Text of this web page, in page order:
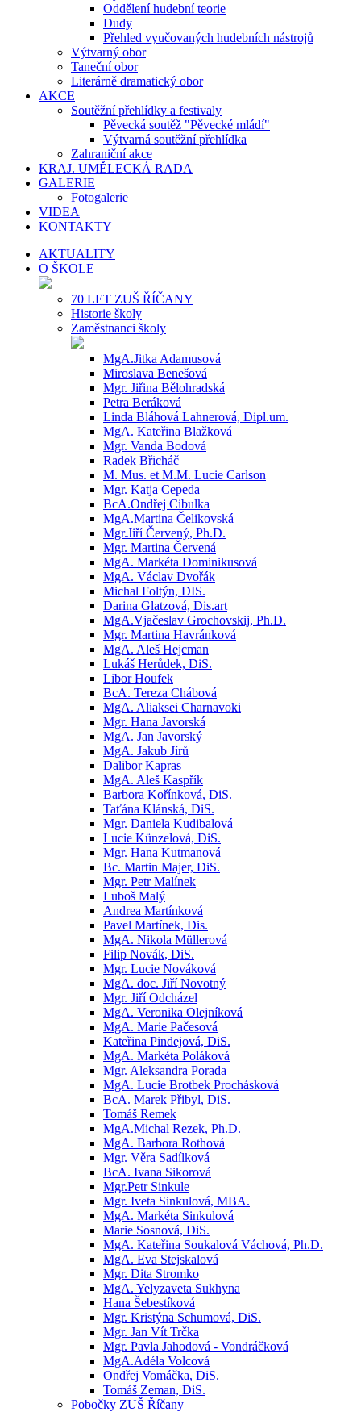
Oddělení hudební teorie
Dudy
Přehled vyučovaných hudebních nástrojů
Výtvarný obor
Taneční obor
Literárně dramatický obor
AKCE
Soutěžní přehlídky a festivaly
Pěvecká soutěž "Pěvecké mládí"
Výtvarná soutěžní přehlídka
Zahraniční akce
KRAJ. UMĚLECKÁ RADA
GALERIE
Fotogalerie
VIDEA
KONTAKTY
AKTUALITY
O ŠKOLE
70 LET ZUŠ ŘÍČANY
Historie školy
Zaměstnanci školy
MgA.Jitka Adamusová
Miroslava Benešová
Mgr. Jiřina Bělohradská
Petra Beráková
Linda Bláhová Lahnerová, Dipl.um.
MgA. Kateřina Blažková
Mgr. Vanda Bodová
Radek Břicháč
M. Mus. et M.M. Lucie Carlson
Mgr. Katja Cepeda
BcA.Ondřej Cibulka
MgA.Martina Čelikovská
Mgr.Jiří Červený, Ph.D.
Mgr. Martina Červená
MgA. Markéta Dominikusová
MgA. Václav Dvořák
Michal Foltýn, DIS.
Darina Glatzová, Dis.art
MgA.Vjačeslav Grochovskij, Ph.D.
Mgr. Martina Havránková
MgA. Aleš Hejcman
Lukáš Herůdek, DiS.
Libor Houfek
BcA. Tereza Chábová
MgA. Aliaksei Charnavoki
Mgr. Hana Javorská
MgA. Jan Javorský
MgA. Jakub Jírů
Dalibor Kapras
MgA. Aleš Kaspřík
Barbora Kořínková, DiS.
Taťána Klánská, DiS.
Mgr. Daniela Kudibalová
Lucie Künzelová, DiS.
Mgr. Hana Kutmanová
Bc. Martin Majer, DiS.
Mgr. Petr Malínek
Luboš Malý
Andrea Martínková
Pavel Martínek, Dis.
MgA. Nikola Müllerová
Filip Novák, DiS.
Mgr. Lucie Nováková
MgA. doc. Jiří Novotný
Mgr. Jiří Odcházel
MgA. Veronika Olejníková
MgA. Marie Pačesová
Kateřina Pindejová, DiS.
MgA. Markéta Poláková
Mgr. Aleksandra Porada
MgA. Lucie Brotbek Prochásková
BcA. Marek Přibyl, DiS.
Tomáš Remek
MgA.Michal Rezek, Ph.D.
MgA. Barbora Rothová
Mgr. Věra Sadílková
BcA. Ivana Sikorová
Mgr.Petr Sinkule
Mgr. Iveta Sinkulová, MBA.
MgA. Markéta Sinkulová
Marie Sosnová, DiS.
MgA. Kateřina Soukalová Váchová, Ph.D.
MgA. Eva Stejskalová
Mgr. Dita Stromko
MgA. Yelyzaveta Sukhyna
Hana Šebestíková
Mgr. Kristýna Schumová, DiS.
Mgr. Jan Vít Trčka
Mgr. Pavla Jahodová - Vondráčková
MgA.Adéla Volcová
Ondřej Vomáčka, DiS.
Tomáš Zeman, DiS.
Pobočky ZUŠ Říčany